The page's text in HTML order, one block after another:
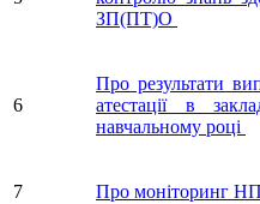
ЗП(ПТ)О
6
Про результати
атестації в
навчальному році
7 Про моніторинг